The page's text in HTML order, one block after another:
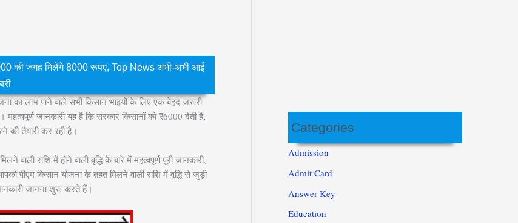
की जगह मिलेंगे 8000 रूपए, Top News अभी-अभी आई
का लाभ पाने वाले सभी किसान भाइयों के लिए एक बेहद जरूरी
जानकारी यह है कि सरकार किसानों को ₹6000 देती है,
की तैयारी कर रही है।
राशि में होने वाली वृद्धि के बारे में महत्वपूर्ण पूरी जानकारी,
पीएम किसान योजना के तहत मिलने वाली राशि में वृद्धि से जुड़ी
जानना शुरू करते हैं।
Categories
Admission
Admit Card
Answer Key
Education